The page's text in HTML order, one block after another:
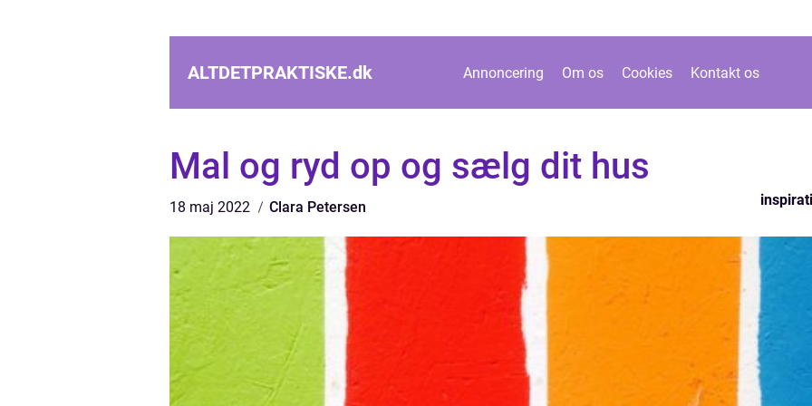
ALTDETPRAKTISKE.dk Annoncering Om os Cookies Kontakt os
Mal og ryd op og sælg dit hus
18 maj 2022 Clara Petersen